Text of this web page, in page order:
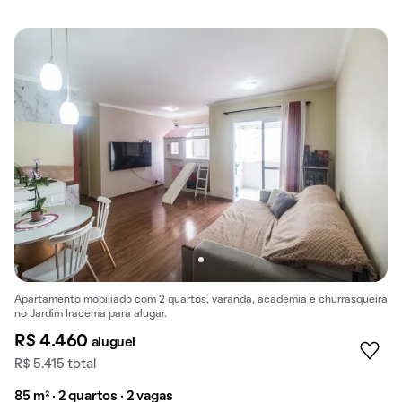
Apartamento mobiliado com 2 quartos, varanda, academia e churrasqueira
no Jardim Iracema para alugar.
R$ 4.460 aluguel
R$ 5.415 total
85 m² · 2 quartos · 2 vagas